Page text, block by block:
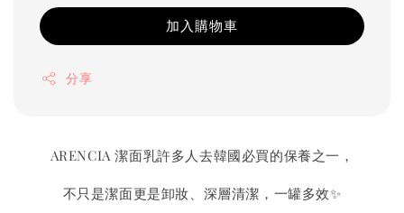
加入購物車
分享
ARENCIA 潔面乳許多人去韓國必買的保養之一，
不只是潔面更是卸妝、深層清潔，一罐多效✨